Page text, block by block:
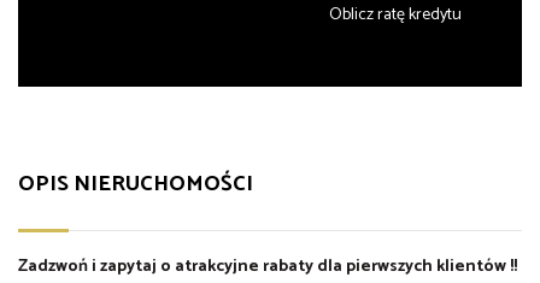
Oblicz ratę kredytu
OPIS NIERUCHOMOŚCI
Zadzwoń i zapytaj o atrakcyjne rabaty dla pierwszych klientów !!